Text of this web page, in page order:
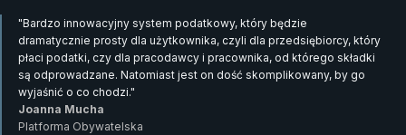
"Bardzo innowacyjny system podatkowy, który będzie
dramatycznie prosty dla użytkownika, czyli dla przedsiębiorcy, który
płaci podatki, czy dla pracodawcy i pracownika, od którego składki
są odprowadzane. Natomiast jest on dość skomplikowany, by go
wyjaśnić o co chodzi."
Joanna Mucha
Platforma Obywatelska